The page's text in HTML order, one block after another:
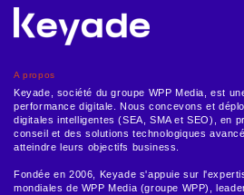
A propos
Keyade, société du groupe WPP Media, est
performance digitale. Nous concevons et
digitales intelligentes (SEA, SMA et SEO), en
conseil et des solutions technologiques
atteindre leurs objectifs business.
Fondée en 2006, Keyade s'appuie sur
mondiales de WPP Media (groupe WPP),